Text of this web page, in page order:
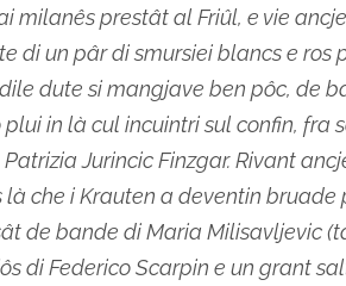
milanês prestât al Friûl, e vie
di un pâr di smursiei blancs e ros
dute si mangjave ben pôc, de
plui in là cul incuintri sul confin, fra
Jurincic Finzgar. Rivant
là che i Krauten a deventin
de bande di Maria Milisavljevic
di Federico Scarpin e un grant